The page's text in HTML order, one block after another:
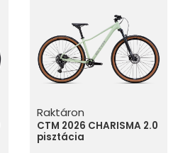
Raktáron
CTM 2026 CHARISMA 2.0
pisztácia